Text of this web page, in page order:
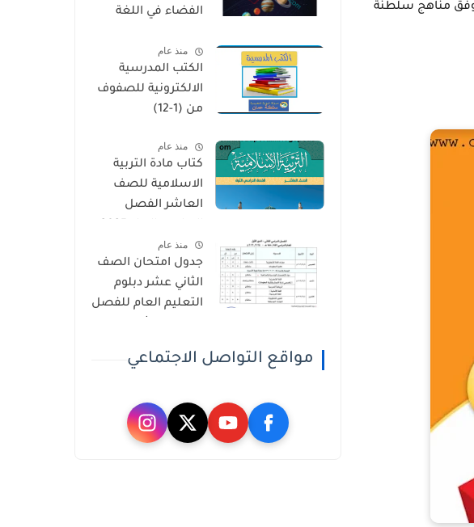
وفق مناهج سلطنة
الفضاء في اللغة
الخامس الفصل
الثاني
منذ عام
الكتب المدرسية
الالكترونية للصفوف
من (1-12)
منذ عام
كتاب مادة التربية
الاسلامية للصف
العاشر الفصل
2026منذ عام
جدول امتحان الصف
الثاني عشر دبلوم
التعليم العام للفصل
مواقع التواصل الاجتماعي